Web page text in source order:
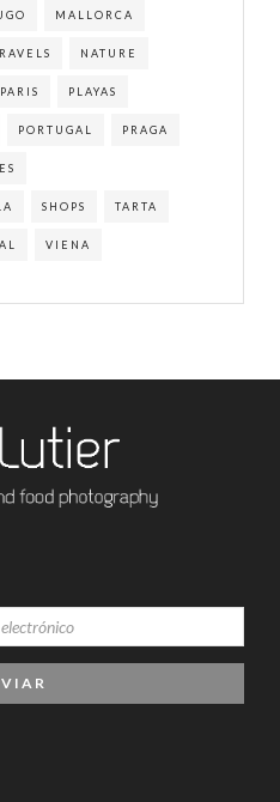
MALLORCA
NATURE
PARIS PLAYAS
PORTUGAL PRAGA
SHOPS TARTA
VIENA